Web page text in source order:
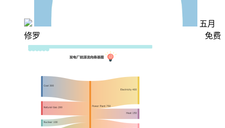
五月
修罗
免费